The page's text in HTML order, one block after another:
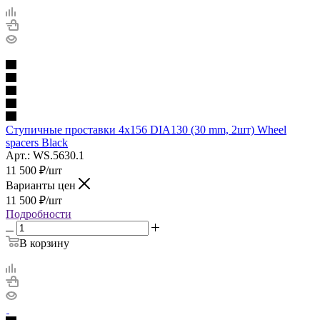
Ступичные проставки 4х156 DIA130 (30 mm, 2шт) Wheel
spacers Black
Арт.: WS.5630.1
11 500 ₽/шт
Варианты цен
11 500 ₽/шт
Подробности
В корзину